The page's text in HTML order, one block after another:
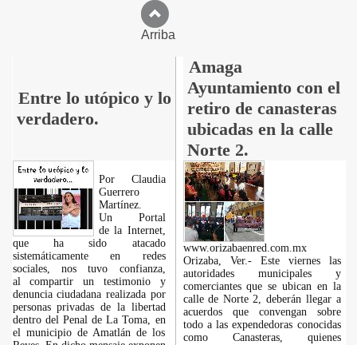
Arriba
Entre lo utópico y lo
verdadero.
Amaga
Ayuntamiento con el
retiro de canasteras
ubicadas en la calle
Norte 2.
Por Claudia
Guerrero
Martínez.
​Un Portal
de la Internet,
que ha sido atacado
sistemáticamente en redes
sociales, nos tuvo confianza,
al compartir un testimonio y
denuncia ciudadana realizada por
personas privadas de la libertad
dentro del Penal de La Toma, en
el municipio de Amatlán de los
www.orizabaenred.com.mx
Orizaba, Ver.- Este viernes las
autoridades municipales y
comerciantes que se ubican en la
calle de Norte 2, deberán llegar a
acuerdos que convengan sobre
todo a las expendedoras conocidas
como Canasteras, quienes